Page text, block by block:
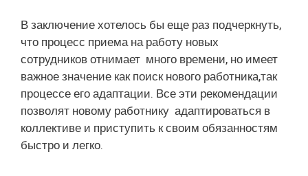
В заключение хотелось бы еще раз подчеркнуть,
что процесс приема на работу новых
сотрудников отнимает много времени, но имеет
важное значение как поиск нового работника,так
процессе его адаптации. Все эти рекомендации
позволят новому работнику адаптироваться в
коллективе и приступить к своим обязанностям
быстро и легко.